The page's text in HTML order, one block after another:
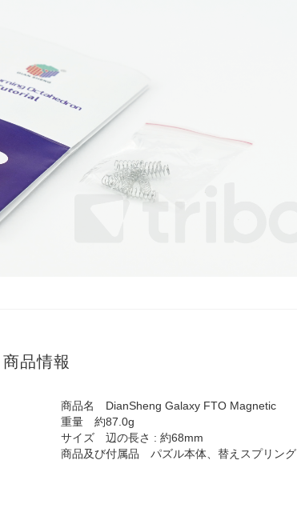
商品情報
商品名 DianSheng Galaxy FTO Magnetic
重量 約87.0g
サイズ 辺の長さ : 約68mm
商品及び付属品 パズル本体、替えスプリング